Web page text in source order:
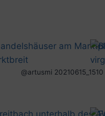
@artusmi 20210615_1510